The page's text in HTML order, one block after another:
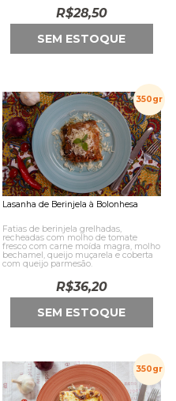
R$28,50
SEM ESTOQUE
350gr
Lasanha de Berinjela à Bolonhesa
Fatias de berinjela grelhadas,
recheadas com molho de tomate
fresco com carne moída magra, molho
bechamel, queijo muçarela e coberta
com queijo parmesão.
R$36,20
SEM ESTOQUE
350gr